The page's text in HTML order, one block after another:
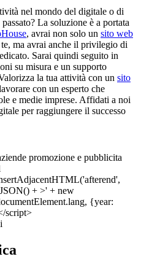
nel mondo del digitale o di
La soluzione è a portata
, avrai non solo un sito web
ma avrai anche il privilegio di
Sarai quindi seguito in
su misura e un supporto
la tua attività con un sito
con un esperto che
e medie imprese. Affidati a noi
per raggiungere il successo